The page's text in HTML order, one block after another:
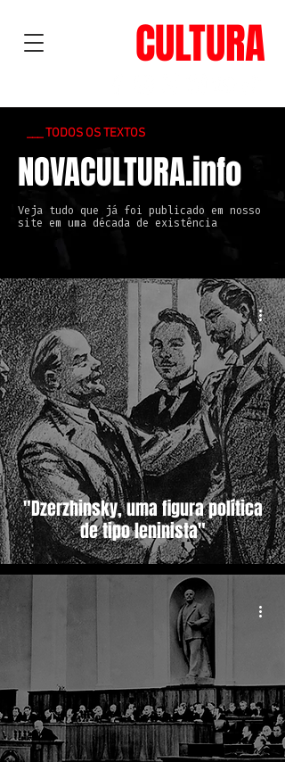
CULTURA
___ TODOS OS TEXTOS
NOVACULTURA.info
Veja tudo que já foi publicado em nosso
site em uma década de existência
"Dzerzhinsky, uma figura política
de tipo leninista"